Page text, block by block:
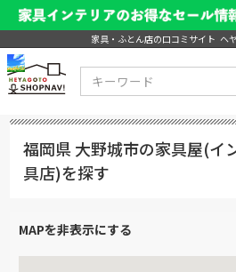
家具・ふとん店の口コミサイト ヘ
福岡県 大野城市の家具屋(イ
具店)を探す